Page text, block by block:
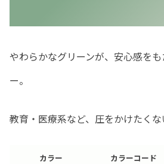
やわらかなグリーンが、安心感を
ー。
教育・医療系など、圧をかけたくな
カラー カラーコード